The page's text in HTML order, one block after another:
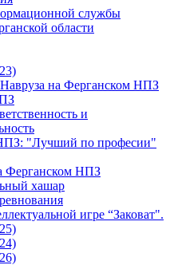
службы
области
на Ферганском НПЗ
и
"Лучший по професии"
Ферганском НПЗ
хашар
игре “Заковат".